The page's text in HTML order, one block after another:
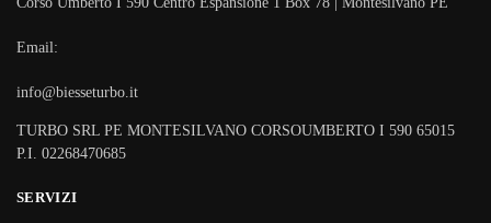
Email:
info@biesseturbo.it
TURBO SRL PE MONTESILVANO CORSOUMBERTO I 590 65015
P.I. 02268470685
SERVIZI